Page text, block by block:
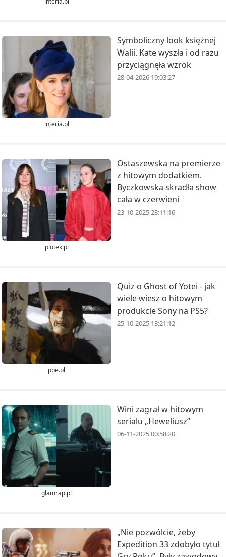
interia.pl
Symboliczny look księżnej
Walii. Kate wyszła i od razu
przyciągnęła wzrok
28-04-2026 19:03:27
plotek.pl
Ostaszewska na premierze
z hitowym dodatkiem.
Byczkowska skradła show
cała w czerwieni
23-10-2025 23:11:16
ppe.pl
Quiz o Ghost of Yotei - jak
wiele wiesz o hitowym
produkcie Sony na PS5?
25-10-2025 13:21:12
glamrap.pl
Wini zagrał w hitowym
serialu „Heweliusz”
06-11-2025 00:58:20
„Nie pozwólcie, żeby
Expedition 33 zdobyło tytuł